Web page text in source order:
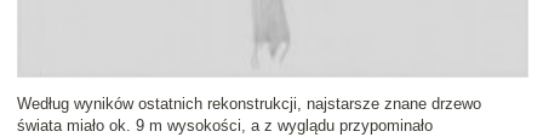
Według wyników ostatnich rekonstrukcji, najstarsze znane drzewo
świata miało ok. 9 m wysokości, a z wyglądu przypominało